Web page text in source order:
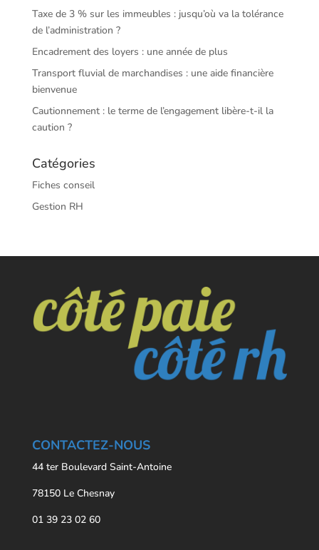
Taxe de 3 % sur les immeubles : jusqu’où va la tolérance
de l’administration ?
Encadrement des loyers : une année de plus
Transport fluvial de marchandises : une aide financière
bienvenue
Cautionnement : le terme de l’engagement libère-t-il la
caution ?
Catégories
Fiches conseil
Gestion RH
CONTACTEZ-NOUS
44 ter Boulevard Saint-Antoine
78150 Le Chesnay
01 39 23 02 60